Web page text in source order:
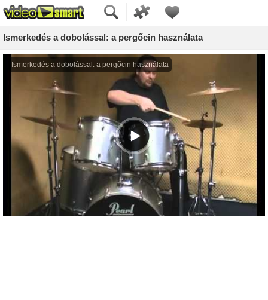
Ismerkedés a dobolással: a pergőcin használata